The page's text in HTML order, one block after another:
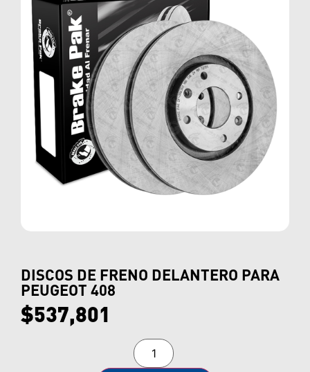
DISCOS DE FRENO DELANTERO PARA
PEUGEOT 408
$537,801